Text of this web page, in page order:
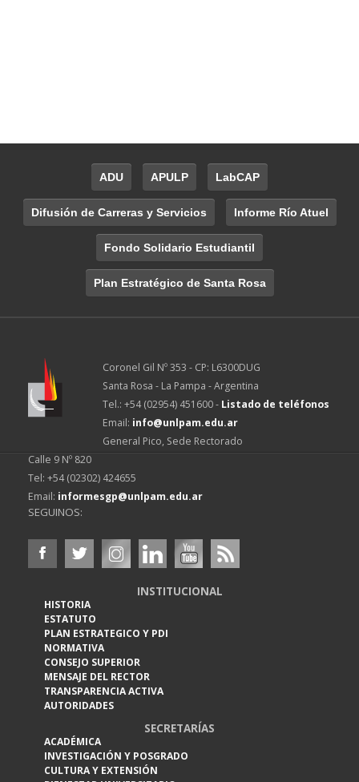
ADU APULP LabCAP
Difusión de Carreras y Servicios Informe Río Atuel
Fondo Solidario Estudiantil
Plan Estratégico de Santa Rosa
Coronel Gil Nº 353 - CP: L6300DUG
Santa Rosa - La Pampa - Argentina
Tel.: +54 (02954) 451600 - Listado de teléfonos
Email: info@unlpam.edu.ar
General Pico, Sede Rectorado
Calle 9 Nº 820
Tel: +54 (02302) 424655
Email: informesgp@unlpam.edu.ar
SEGUINOS:
INSTITUCIONAL
HISTORIA
ESTATUTO
PLAN ESTRATEGICO Y PDI
NORMATIVA
CONSEJO SUPERIOR
MENSAJE DEL RECTOR
TRANSPARENCIA ACTIVA
AUTORIDADES
SECRETARÍAS
ACADÉMICA
INVESTIGACIÓN Y POSGRADO
CULTURA Y EXTENSIÓN